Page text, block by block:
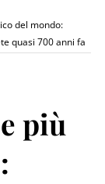
del mondo:
quasi 700 anni fa
più